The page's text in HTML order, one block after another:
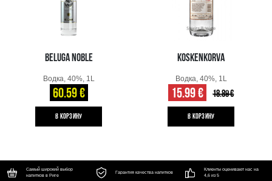
BELUGA NOBLE
Водка, 40%, 1L
60.59 €
B КОРЗИНУ
KOSKENKORVA
Водка, 40%, 1L
15.99 € 18.89 €
B КОРЗИНУ
Самый широкий выбор
напитков в Риге
Гарантия качества напитков
Клиенты оценивают нас на
4,6 из 5